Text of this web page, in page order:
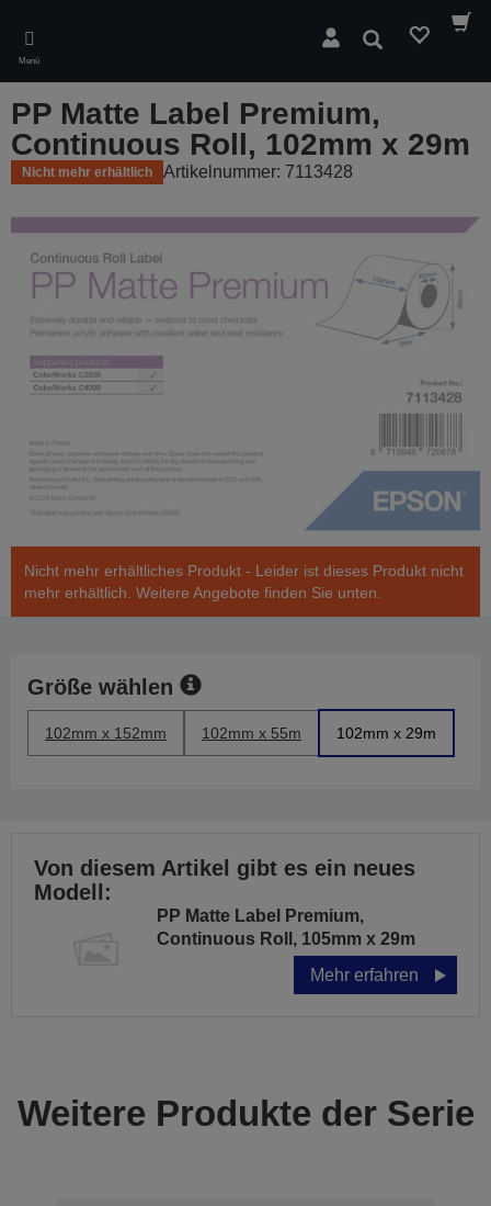
main
content
Menü
Suchen
PP Matte Label Premium,
Continuous Roll, 102mm x 29m
Nicht mehr erhältlich Artikelnummer: 7113428
Nicht mehr erhältliches Produkt - Leider ist dieses Produkt nicht
mehr erhältlich. Weitere Angebote finden Sie unten.
Größe wählen
102mm x 152mm 102mm x 55m 102mm x 29m
Von diesem Artikel gibt es ein neues
Modell:
PP Matte Label Premium,
Continuous Roll, 105mm x 29m
Mehr erfahren
Weitere Produkte der Serie